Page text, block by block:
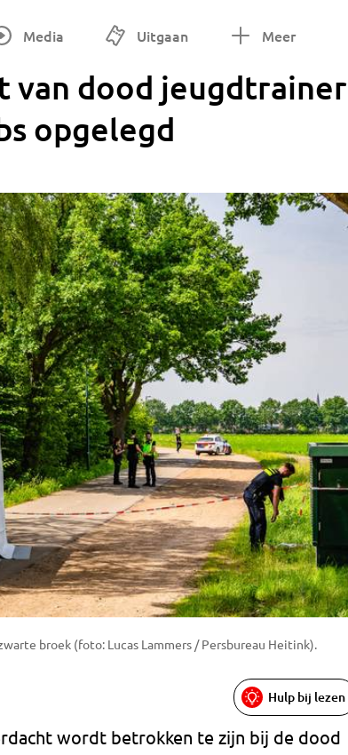
Media Uitgaan Meer
van dood jeugdtrainer
opgelegd
broek (foto: Lucas Lammers / Persbureau Heitink).
Hulp bij lezen
wordt betrokken te zijn bij de dood